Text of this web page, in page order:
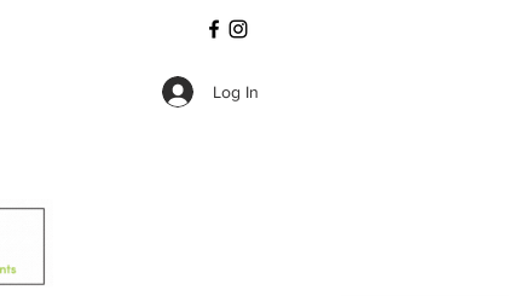
Log In